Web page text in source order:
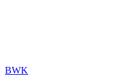
BWK